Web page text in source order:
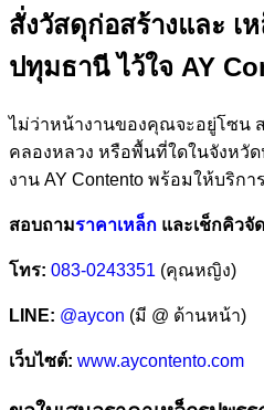
สั่งวัสดุก่อสร้างและ เ
ปทุมธานี ไว้ใจ AY
ไม่ว่าหน้างานของคุณจะอยู่โซน
คลองหลวง หรือพื้นที่ใดในจังห
งาน AY Contento พร้อมให้บริก
สอบถามราคาเหล็ก และเช็กคิวจั
โทร: 083-0243351 (คุณหญิง)
LINE: @aycon (มี @ ด้านหน้า)
เว็บไซต์: www.aycontento.com